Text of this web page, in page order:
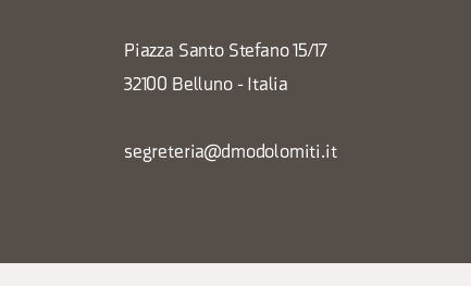
Piazza Santo Stefano 15/17
32100 Belluno - Italia
segreteria@dmodolomiti.it